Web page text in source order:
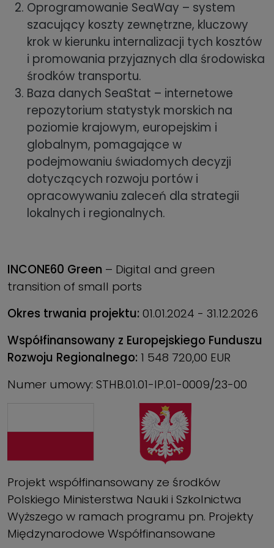
Oprogramowanie SeaWay – system
szacujący koszty zewnętrzne, kluczowy
krok w kierunku internalizacji tych kosztów
i promowania przyjaznych dla środowiska
środków transportu.
Baza danych SeaStat – internetowe
repozytorium statystyk morskich na
poziomie krajowym, europejskim i
globalnym, pomagające w
podejmowaniu świadomych decyzji
dotyczących rozwoju portów i
opracowywaniu zaleceń dla strategii
lokalnych i regionalnych.
INCONE60 Green – Digital and green
transition of small ports
Okres trwania projektu: 01.01.2024 - 31.12.2026
Współfinansowany z Europejskiego Funduszu
Rozwoju Regionalnego: 1 548 720,00 EUR
Numer umowy: STHB.01.01-IP.01-0009/23-00
Projekt współfinansowany ze środków
Polskiego Ministerstwa Nauki i Szkolnictwa
Wyższego w ramach programu pn. Projekty
Międzynarodowe Współfinansowane